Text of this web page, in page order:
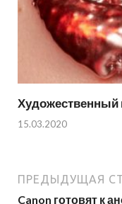
Художественный
15.03.2020
ПРЕДЫДУЩАЯ
Canon готовят к